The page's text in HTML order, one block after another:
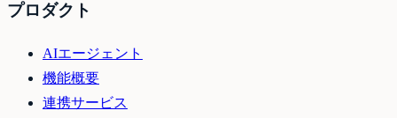
プロダクト
AIエージェント
機能概要
連携サービス